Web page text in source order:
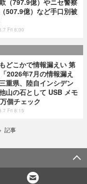
（797.9億）やニセ警察
507.9億）など手口別被
Fri 8:00
どこかで情報漏えい 第
2026年7月の情報漏え
重県、陸自インシデン
山の石として USB メモ
個チェック
Fri 8:15
› 記事